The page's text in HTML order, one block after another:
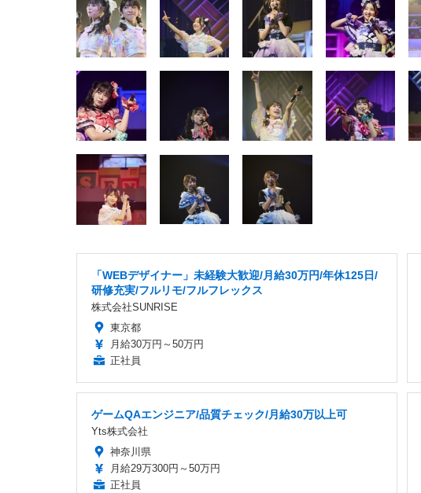
「WEBデザイナー」未経験大歓迎/月給30万円/年休125日/
研修充実/フルリモ/フルフレックス
株式会社SUNRISE
東京都
月給30万円～50万円
正社員
ゲームQAエンジニア/品質チェック/月給30万以上可
Yts株式会社
神奈川県
月給29万300円～50万円
正社員